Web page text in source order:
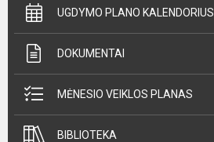
UGDYMO PLANO KALENDORIUS
DOKUMENTAI
MĖNESIO VEIKLOS PLANAS
BIBLIOTEKA